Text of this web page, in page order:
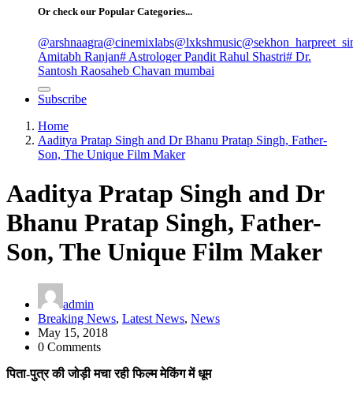
Or check our Popular Categories...
@arshnaagra@cinemixlabs@lxkshmusic
Amitabh Ranjan# Astrologer Pandit Rahul Shastri# Dr.
Santosh Raosaheb Chavan mumbai
Subscribe
Home
Aaditya Pratap Singh and Dr Bhanu Pratap Singh, Father-
Son, The Unique Film Maker
Aaditya Pratap Singh and Dr
Bhanu Pratap Singh, Father-
Son, The Unique Film Maker
admin
Breaking News, Latest News, News
May 15, 2018
0 Comments
पिता-पुत्र की जोड़ी मचा रही फिल्म मेकिंग में धूम